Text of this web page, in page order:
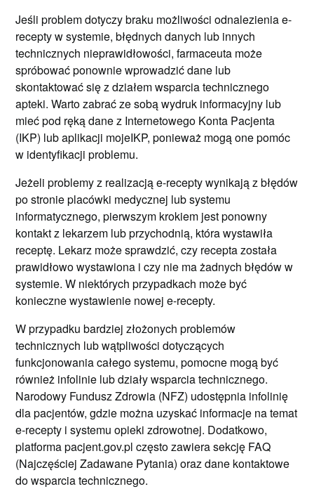
Jeśli problem dotyczy braku możliwości odnalezienia e-
recepty w systemie, błędnych danych lub innych
technicznych nieprawidłowości, farmaceuta może
spróbować ponownie wprowadzić dane lub
skontaktować się z działem wsparcia technicznego
apteki. Warto zabrać ze sobą wydruk informacyjny lub
mieć pod ręką dane z Internetowego Konta Pacjenta
(IKP) lub aplikacji mojeIKP, ponieważ mogą one pomóc
w identyfikacji problemu.
Jeżeli problemy z realizacją e-recepty wynikają z błędów
po stronie placówki medycznej lub systemu
informatycznego, pierwszym krokiem jest ponowny
kontakt z lekarzem lub przychodnią, która wystawiła
receptę. Lekarz może sprawdzić, czy recepta została
prawidłowo wystawiona i czy nie ma żadnych błędów w
systemie. W niektórych przypadkach może być
konieczne wystawienie nowej e-recepty.
W przypadku bardziej złożonych problemów
technicznych lub wątpliwości dotyczących
funkcjonowania całego systemu, pomocne mogą być
również infolinie lub działy wsparcia technicznego.
Narodowy Fundusz Zdrowia (NFZ) udostępnia infolinię
dla pacjentów, gdzie można uzyskać informacje na temat
e-recepty i systemu opieki zdrowotnej. Dodatkowo,
platforma pacjent.gov.pl często zawiera sekcję FAQ
(Najczęściej Zadawane Pytania) oraz dane kontaktowe
do wsparcia technicznego.